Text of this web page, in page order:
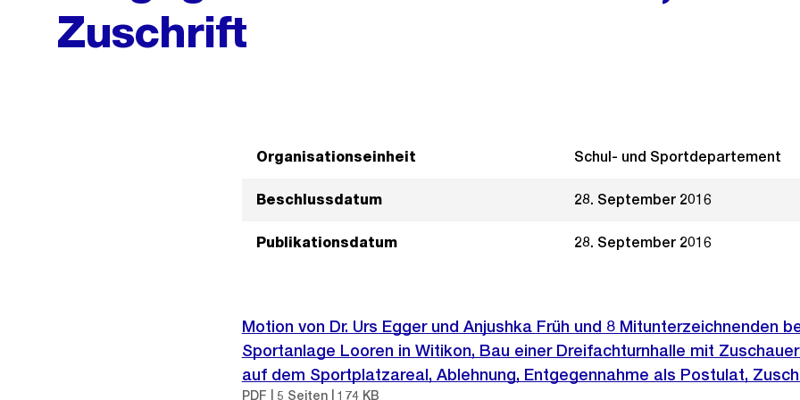
Zuschrift
Organisationseinheit Schul- und Sportdepartement
Beschlussdatum 28. September 2016
Publikationsdatum 28. September 2016
Motion von Dr. Urs Egger und Anjushka Früh und 8 Mitunterzeichnenden
Sportanlage Looren in Witikon, Bau einer Dreifachturnhalle mit
auf dem Sportplatzareal, Ablehnung, Entgegennahme als Postulat,
PDF | 5 Seiten | 174 KB